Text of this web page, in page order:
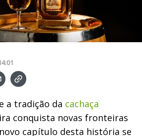
a tradição da cachaça
conquista novas fronteiras
capítulo desta história se